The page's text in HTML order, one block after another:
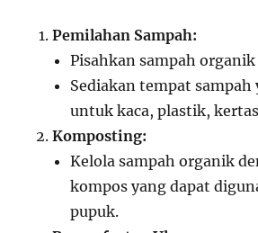
Pemilahan Sampah:
Pisahkan sampah
Sediakan tempat sampah
untuk kaca, plastik,
Komposting:
Kelola sampah organik
kompos yang dapat
pupuk.